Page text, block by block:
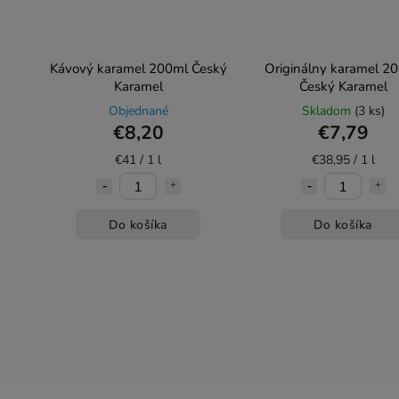
Kávový karamel 200ml Český
Karamel
Objednané
€8,20
€41 / 1 l
Do košíka
Originálny karamel
Český Karamel
Skladom (3 ks)
€7,79
€38,95 / 1 l
Do košíka